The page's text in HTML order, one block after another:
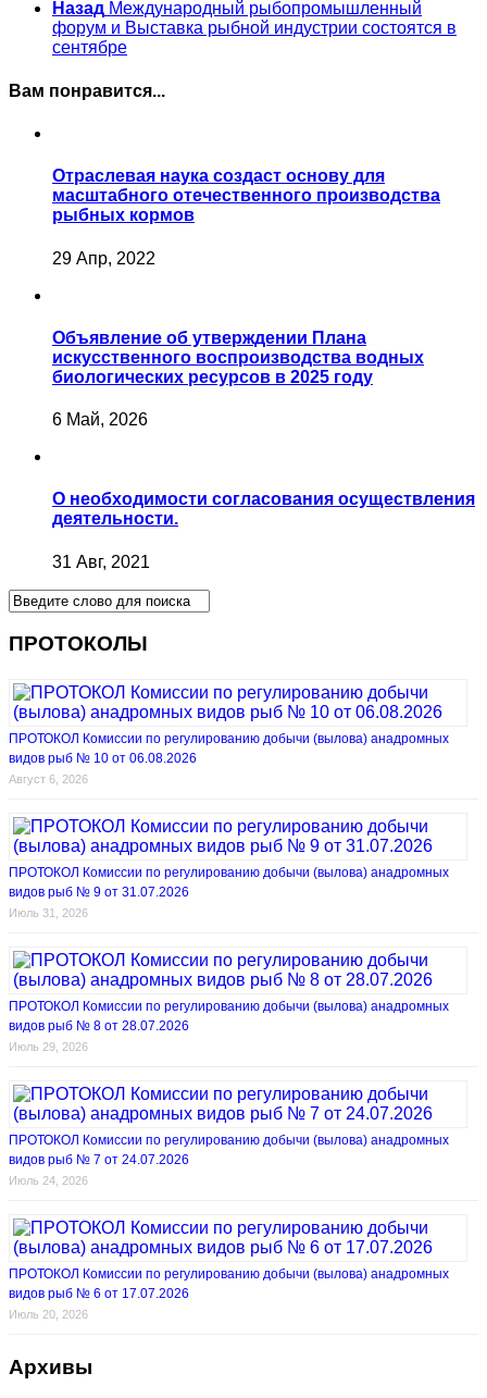
Назад Международный рыбопромышленный
форум и Выставка рыбной индустрии состоятся в
сентябре
Вам понравится...
Отраслевая наука создаст основу для
масштабного отечественного производства
рыбных кормов
29 Апр, 2022
Объявление об утверждении Плана
искусственного воспроизводства водных
биологических ресурсов в 2025 году
6 Май, 2026
О необходимости согласования осуществления
деятельности.
31 Авг, 2021
ПРОТОКОЛЫ
ПРОТОКОЛ Комиссии по регулированию добычи (вылова) анадромных
видов рыб № 10 от 06.08.2026
Август 6, 2026
ПРОТОКОЛ Комиссии по регулированию добычи (вылова) анадромных
видов рыб № 9 от 31.07.2026
Июль 31, 2026
ПРОТОКОЛ Комиссии по регулированию добычи (вылова) анадромных
видов рыб № 8 от 28.07.2026
Июль 29, 2026
ПРОТОКОЛ Комиссии по регулированию добычи (вылова) анадромных
видов рыб № 7 от 24.07.2026
Июль 24, 2026
ПРОТОКОЛ Комиссии по регулированию добычи (вылова) анадромных
видов рыб № 6 от 17.07.2026
Июль 20, 2026
Архивы